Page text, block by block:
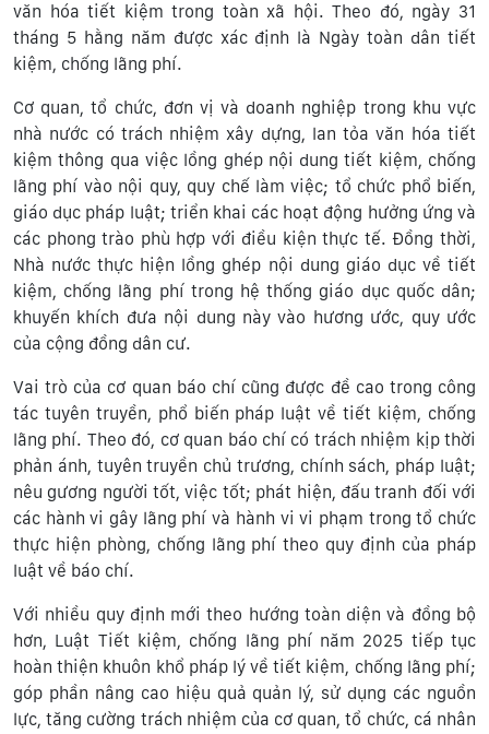
văn hóa tiết kiệm trong toàn xã hội. Theo đó, ngày 31
tháng 5 hằng năm được xác định là Ngày toàn dân tiết
kiệm, chống lãng phí.
Cơ quan, tổ chức, đơn vị và doanh nghiệp trong khu vực
nhà nước có trách nhiệm xây dựng, lan tỏa văn hóa tiết
kiệm thông qua việc lồng ghép nội dung tiết kiệm, chống
lãng phí vào nội quy, quy chế làm việc; tổ chức phổ biến,
giáo dục pháp luật; triển khai các hoạt động hưởng ứng và
các phong trào phù hợp với điều kiện thực tế. Đồng thời,
Nhà nước thực hiện lồng ghép nội dung giáo dục về tiết
kiệm, chống lãng phí trong hệ thống giáo dục quốc dân;
khuyến khích đưa nội dung này vào hương ước, quy ước
của cộng đồng dân cư.
Vai trò của cơ quan báo chí cũng được đề cao trong công
tác tuyên truyền, phổ biến pháp luật về tiết kiệm, chống
lãng phí. Theo đó, cơ quan báo chí có trách nhiệm kịp thời
phản ánh, tuyên truyền chủ trương, chính sách, pháp luật;
nêu gương người tốt, việc tốt; phát hiện, đấu tranh đối với
các hành vi gây lãng phí và hành vi vi phạm trong tổ chức
thực hiện phòng, chống lãng phí theo quy định của pháp
luật về báo chí.
Với nhiều quy định mới theo hướng toàn diện và đồng bộ
hơn, Luật Tiết kiệm, chống lãng phí năm 2025 tiếp tục
hoàn thiện khuôn khổ pháp lý về tiết kiệm, chống lãng phí;
góp phần nâng cao hiệu quả quản lý, sử dụng các nguồn
lực, tăng cường trách nhiệm của cơ quan, tổ chức, cá nhân